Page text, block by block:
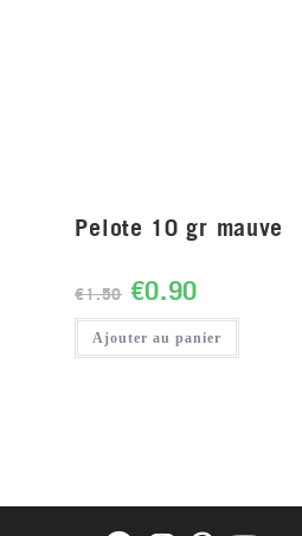
Pelote 10 gr mauve
€1.50 €0.90
Ajouter au panier